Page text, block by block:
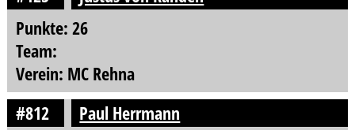
Punkte: 26
Team:
Verein: MC Rehna
#812
Paul Herrmann